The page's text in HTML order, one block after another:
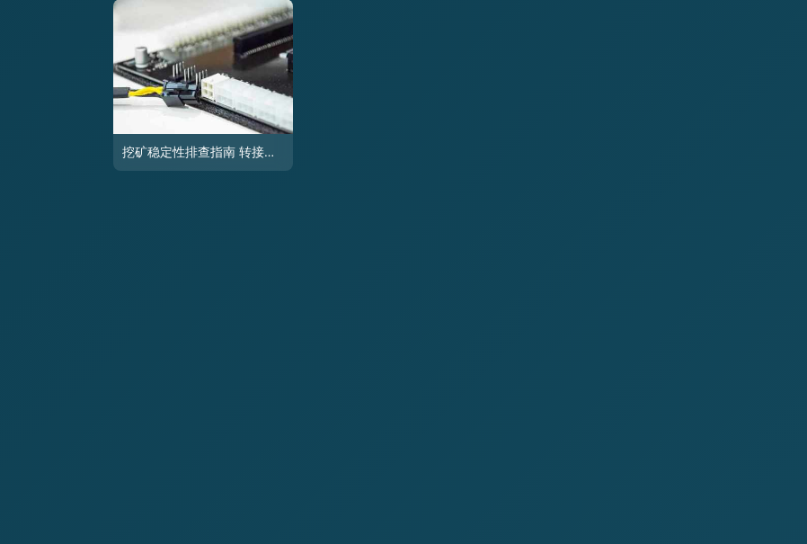
挖矿稳定性排查指南 转接线与转接卡常见问题及解决方案